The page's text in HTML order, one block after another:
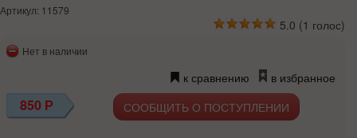
Артикул: 11579
5.0 (1 голос)
Нет в наличии
к сравнению в избранное
850 Р СООБЩИТЬ О ПОСТУПЛЕНИИ